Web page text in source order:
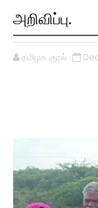
அறிவிப்பு.
தமிழக குரல்